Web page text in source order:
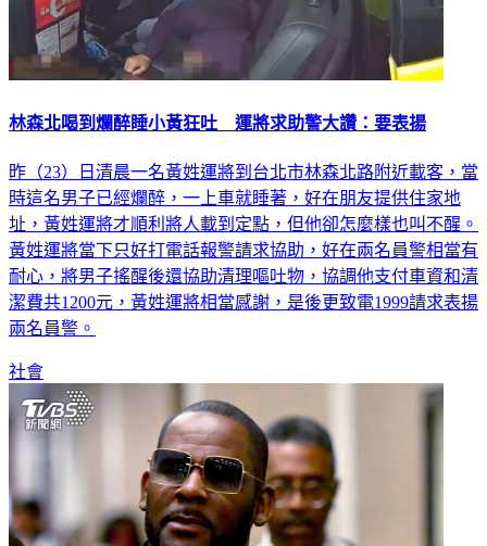
林森北喝到爛醉睡小黃狂吐 運將求助警大讚：要表揚
昨（23）日清晨一名黃姓運將到台北市林森北路附近載客，當
時這名男子已經爛醉，一上車就睡著，好在朋友提供住家地
址，黃姓運將才順利將人載到定點，但他卻怎麼樣也叫不醒。
黃姓運將當下只好打電話報警請求協助，好在兩名員警相當有
耐心，將男子搖醒後還協助清理嘔吐物，協調他支付車資和清
潔費共1200元，黃姓運將相當感謝，是後更致電1999請求表揚
兩名員警。
社會